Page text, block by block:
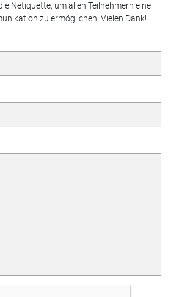
Netiquette, um allen Teilnehmern eine
zu ermöglichen. Vielen Dank!